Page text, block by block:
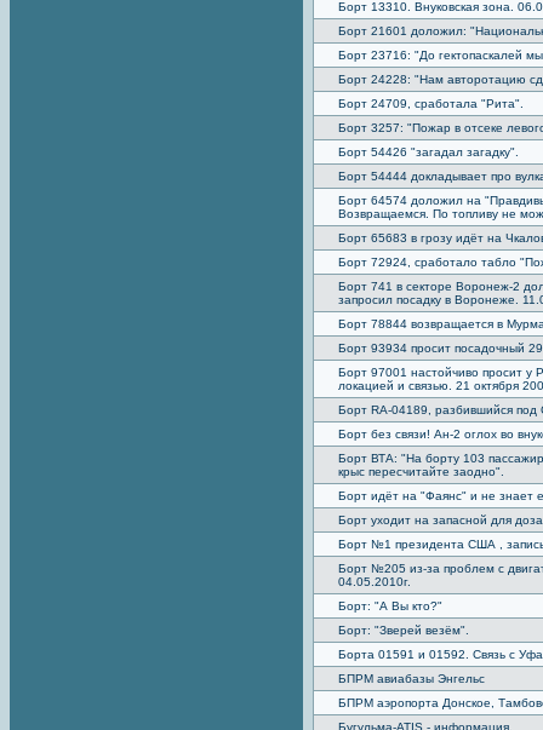
Борт 13310. Внуковская зона.
Борт 21601 доложил:
Борт 23716: "До гектопаскалей
Борт 24228: "Нам авторотацию
Борт 24709, сработала "Рита".
Борт 3257: "Пожар в отсеке
Борт 54426 "загадал загадку".
Борт 54444 докладывает про
Борт 64574 доложил на
Возвращаемся. По топливу не
Борт 65683 в грозу идёт на
Борт 72924, сработало табло
Борт 741 в секторе Воронеж-2
запросил посадку в Воронеже.
Борт 78844 возвращается в
Борт 93934 просит посадочный
Борт 97001 настойчиво просит у
локацией и связью. 21 октября
Борт RA-04189, разбившийся под
Борт без связи! Ан-2 оглох во
Борт ВТА: "На борту 103
крыс пересчитайте заодно".
Борт идёт на "Фаянс" и не знает
Борт уходит на запасной для
Борт №1 президента США ,
Борт №205 из-за проблем с
04.05.2010г.
Борт: "А Вы кто?"
Борт: "Зверей везём".
Борта 01591 и 01592. Связь с
БПРМ авиабазы Энгельс
БПРМ аэропорта Донское,
Бугульма-ATIS - информация.